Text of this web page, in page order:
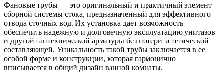
Фановые трубы — это оригинальный и практичный элемент
сборной системы стока, предназначенный для эффективного
отвода сточных вод. Их установка дает возможность
обеспечить надежную и долговечную эксплуатацию унитазов
и другой сантехнической арматуры без потери эстетической
составляющей. Уникальность такой трубы заключается в ее
особой форме и конструкции, которая гармонично
вписывается в общий дизайн ванной комнаты.